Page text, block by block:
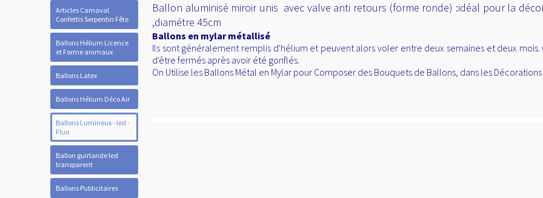
Articles Carnaval
Confettis Serpentin Fête
Ballons Hélium Licence
et Forme animaux
Ballons Latex
Ballons Hélium Déco Air
Ballons Lumineux - led -
Fluo
Ballon guirlande led
transparent
Ballons Publicitaires
Ballon aluminisé miroir unis avec valve anti retours (forme ronde) :idéal pour la
,diamétre 45cm
Ballons en mylar métallisé
Ils sont généralement remplis d'hélium et peuvent alors voler entre deux semaines et deux
d'être fermés après avoir été gonflés.
On Utilise les Ballons Métal en Mylar pour Composer des Bouquets de Ballons, dans les